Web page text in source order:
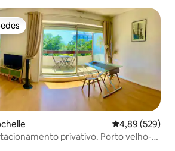
4,89 de uma
4,89 (529)
privativo. Porto velho-